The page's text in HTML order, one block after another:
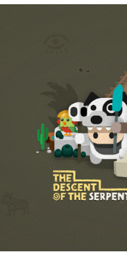
de un contenido
relacionadas con
personales que pueden
que sean legítimas o
de Google sobre
en tu mente las extensas
el punto de vista del SEO,
ocurre algo diferente.
les hayan pagado, en
más creíble sobre su
de acuerdo con el
las redes sociales están